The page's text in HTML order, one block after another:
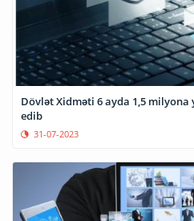
Dövlət Xidməti 6 ayda 1,5
edib
31-07-2023